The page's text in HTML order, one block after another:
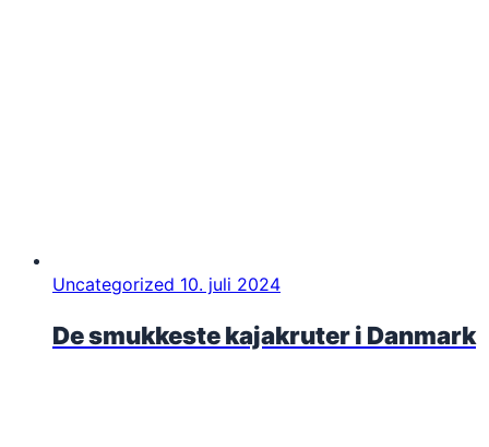
Uncategorized 10. juli 2024
De smukkeste kajakruter i Danmark